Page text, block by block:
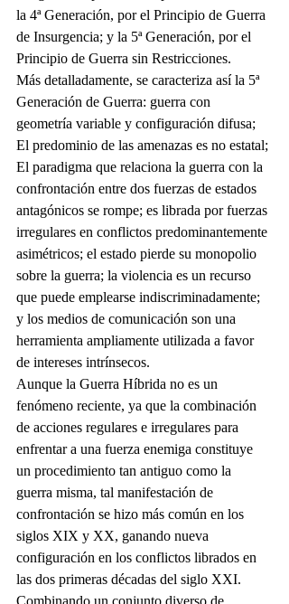
la 4ª Generación, por el Principio de Guerra
de Insurgencia; y la 5ª Generación, por el
Principio de Guerra sin Restricciones.
Más detalladamente, se caracteriza así la 5ª
Generación de Guerra: guerra con
geometría variable y configuración difusa;
El predominio de las amenazas es no estatal;
El paradigma que relaciona la guerra con la
confrontación entre dos fuerzas de estados
antagónicos se rompe; es librada por fuerzas
irregulares en conflictos predominantemente
asimétricos; el estado pierde su monopolio
sobre la guerra; la violencia es un recurso
que puede emplearse indiscriminadamente;
y los medios de comunicación son una
herramienta ampliamente utilizada a favor
de intereses intrínsecos.
Aunque la Guerra Híbrida no es un
fenómeno reciente, ya que la combinación
de acciones regulares e irregulares para
enfrentar a una fuerza enemiga constituye
un procedimiento tan antiguo como la
guerra misma, tal manifestación de
confrontación se hizo más común en los
siglos XIX y XX, ganando nueva
configuración en los conflictos librados en
las dos primeras décadas del siglo XXI.